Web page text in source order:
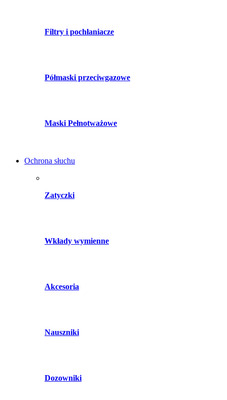
Filtry i pochłaniacze
Półmaski przeciwgazowe
Maski Pełnotważowe
Ochrona słuchu
Zatyczki
Wkłady wymienne
Akcesoria
Nauszniki
Dozowniki